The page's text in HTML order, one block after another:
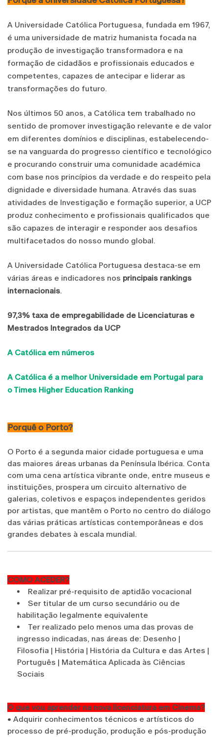
A Universidade Católica Portuguesa, fundada em 1967,
é uma universidade de matriz humanista focada na
produção de investigação transformadora e na
formação de cidadãos e profissionais educados e
competentes, capazes de antecipar e liderar as
transformações do futuro.
Nos últimos 50 anos, a Católica tem trabalhado no
sentido de promover investigação relevante e de valor
em diferentes domínios e disciplinas, estabelecendo-
se na vanguarda do progresso científico e tecnológico
e procurando construir uma comunidade académica
com base nos princípios da verdade e do respeito pela
dignidade e diversidade humana. Através das suas
atividades de Investigação e formação superior, a UCP
produz conhecimento e profissionais qualificados que
são capazes de interagir e responder aos desafios
multifacetados do nosso mundo global.
A Universidade Católica Portuguesa destaca-se em
várias áreas e indicadores nos principais rankings
internacionais.
97,3% taxa de empregabilidade de Licenciaturas e
Mestrados Integrados da UCP
A Católica em números
A Católica é a melhor Universidade em Portugal para
o Times Higher Education Ranking
Porquê o Porto?
O Porto é a segunda maior cidade portuguesa e uma
das maiores áreas urbanas da Península Ibérica. Conta
com uma cena artística vibrante onde, entre museus e
instituições, prospera um circuito alternativo de
galerias, coletivos e espaços independentes geridos
por artistas, que mantêm o Porto no centro do diálogo
das várias práticas artísticas contemporâneas e dos
grandes debates à escala mundial.
COMO ACEDER?
Realizar pré-requisito de aptidão vocacional
Ser titular de um curso secundário ou de
habilitação legalmente equivalente
Ter realizado pelo menos uma das provas de
ingresso indicadas, nas áreas de: Desenho |
Filosofia | História | História da Cultura e das Artes |
Português | Matemática Aplicada às Ciências
Sociais
O que vou aprender na nova licenciatura em Cinema?
• Adquirir conhecimentos técnicos e artísticos do
processo de pré-produção, produção e pós-produção